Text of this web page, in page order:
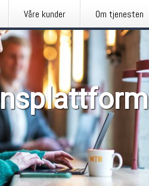
Våre kunder Om tjenesten